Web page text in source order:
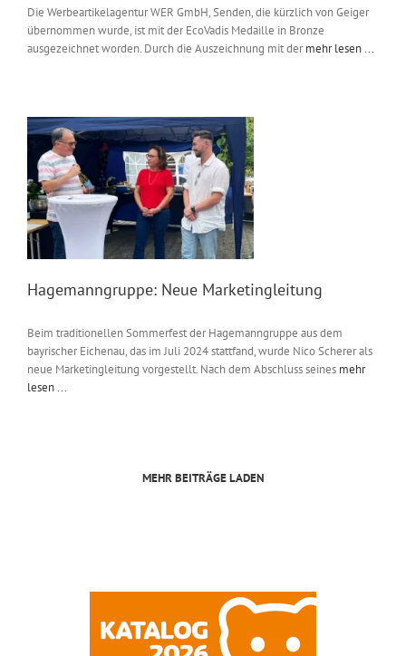
Die Werbeartikelagentur WER GmbH, Senden, die kürzlich von Geiger
übernommen wurde, ist mit der EcoVadis Medaille in Bronze
ausgezeichnet worden. Durch die Auszeichnung mit dermehr lesen ...
Hagemanngruppe: Neue Marketingleitung
Beim traditionellen Sommerfest der Hagemanngruppe aus dem
bayrischer Eichenau, das im Juli 2024 stattfand, wurde Nico Scherer als
neue Marketingleitung vorgestellt. Nach dem Abschluss seines mehr
lesen ...
MEHR BEITRÄGE LADEN